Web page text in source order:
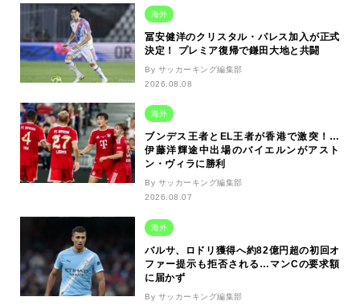
海外
冨安健洋のクリスタル・パレス加入が正式
決定！ プレミア復帰で鎌田大地と共闘
By サッカーキング編集部
2026.08.08
海外
ブンデス王者とEL王者が香港で激突！…
伊藤洋輝途中出場のバイエルンがアスト
ン・ヴィラに勝利
By サッカーキング編集部
2026.08.07
海外
バルサ、ロドリ獲得へ約82億円超の初回オ
ファー提示も拒否される…マンCの要求額
に届かず
By サッカーキング編集部